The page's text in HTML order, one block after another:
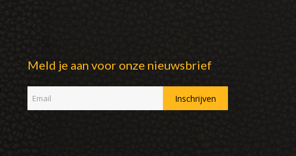
Meld je aan voor onze nieuwsbrief